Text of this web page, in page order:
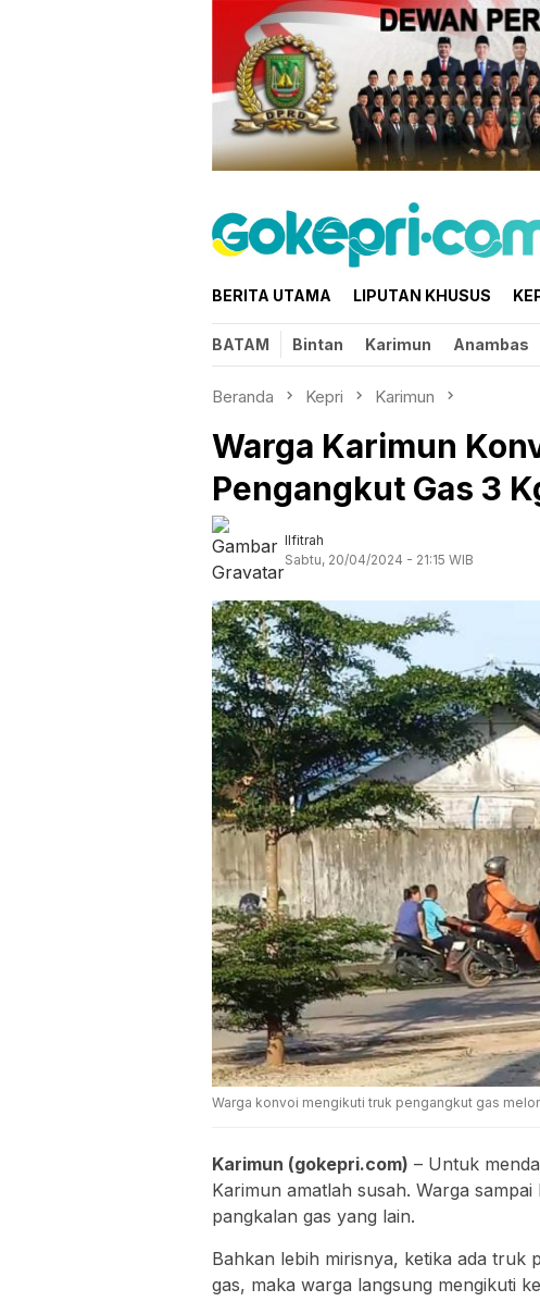
BERITA UTAMA LIPUTAN KHUSUS
BATAM Bintan Karimun Anambas
Beranda Kepri Karimun
Warga Karimun
Pengangkut Gas 3
Ilfitrah
Sabtu, 20/04/2024 - 21:15 WIB
Warga konvoi mengikuti truk pengangkut gas
Karimun (gokepri.com) – Untuk
Karimun amatlah susah. Warga
pangkalan gas yang lain.
Bahkan lebih mirisnya, ketika ada truk
gas, maka warga langsung mengikuti